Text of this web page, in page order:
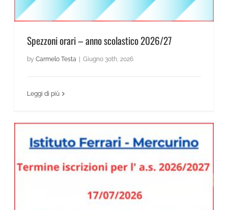
Spezzoni orari – anno scolastico 2026/27
byCarmelo Testa | Giugno 30th, 2026
Leggi di più